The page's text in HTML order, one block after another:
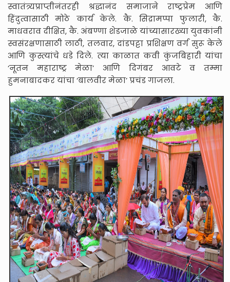
स्वातंत्र्यप्राप्तीनंतरही श्रद्धानंद समाजाने राष्ट्रप्रेम आणि
हिंदुत्वासाठी मोठे कार्य केले. कै. सिद्रामप्पा फुलारी, कै.
माधवराव दीक्षित, कै. अंबण्णा शेडजाळे यांच्यासारख्या युवकांनी
स्वसंरक्षणासाठी लाठी, तलवार, दांडपट्टा प्रशिक्षण वर्ग सुरू केले
आणि कुस्त्यांचे धडे दिले. त्या काळात कवी कुंजबिहारी यांचा
‘नूतन महाराष्ट्र मेळा’ आणि दिगंबर आवटे व तम्मा
हुमनाबादकर यांचा ‘बालवीर मेळा’ प्रचंड गाजला.